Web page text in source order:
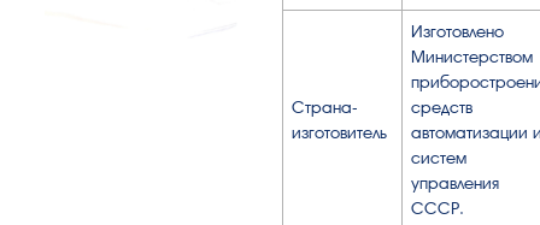
Страна-
изготовитель
Изготовлено
Министерством
средств
автоматизации
систем
управления
СССР.